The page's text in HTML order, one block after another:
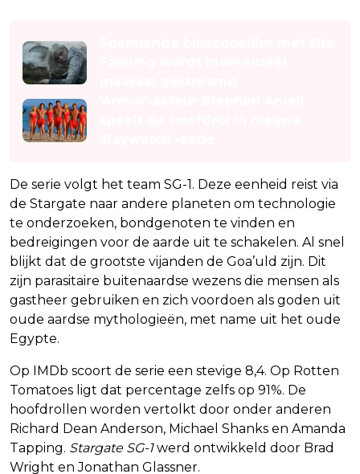
De serie volgt het team SG-1. Deze eenheid reist via
de Stargate naar andere planeten om technologie
te onderzoeken, bondgenoten te vinden en
bedreigingen voor de aarde uit te schakelen. Al snel
blijkt dat de grootste vijanden de Goa’uld zijn. Dit
zijn parasitaire buitenaardse wezens die mensen als
gastheer gebruiken en zich voordoen als goden uit
oude aardse mythologieën, met name uit het oude
Egypte.
Op IMDb scoort de serie een stevige 8,4. Op Rotten
Tomatoes ligt dat percentage zelfs op 91%. De
hoofdrollen worden vertolkt door onder anderen
Richard Dean Anderson, Michael Shanks en Amanda
Tapping. Stargate SG-1werd ontwikkeld door Brad
Wright en Jonathan Glassner.